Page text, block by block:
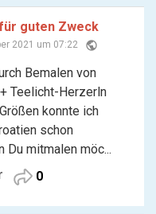
guten Zweck
2021 um 07:22 public
Bemalen von
Teelicht-Herzerln
konnte ich
schon
Du mitmalen möc...
0